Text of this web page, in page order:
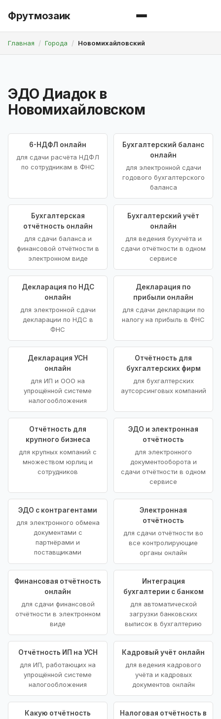
Фрутмозаик
Главная Города Новомихайловский
ЭДО Диадок в
Новомихайловском
6-НДФЛ онлайн
для сдачи расчёта НДФЛ
по сотрудникам в ФНС
Бухгалтерский баланс
онлайн
для электронной сдачи
годового бухгалтерского
баланса
Бухгалтерская
отчётность онлайн
для сдачи баланса и
финансовой отчётности в
электронном виде
Бухгалтерский учёт
онлайн
для ведения бухучёта и
сдачи отчётности в одном
сервисе
Декларация по НДС
онлайн
для электронной сдачи
декларации по НДС в
ФНС
Декларация по
прибыли онлайн
для сдачи декларации по
налогу на прибыль в ФНС
Декларация УСН
онлайн
для ИП и ООО на
упрощённой системе
налогообложения
Отчётность для
бухгалтерских фирм
для бухгалтерских
аутсорсинговых компаний
Отчётность для
крупного бизнеса
для крупных компаний с
множеством юрлиц и
сотрудников
ЭДО и электронная
отчётность
для электронного
документооборота и
сдачи отчётности в одном
сервисе
ЭДО с контрагентами
для электронного обмена
документами с
партнёрами и
поставщиками
Электронная
отчётность
для сдачи отчётности во
все контролирующие
органы онлайн
Финансовая отчётность
онлайн
для сдачи финансовой
отчётности в электронном
виде
Интеграция
бухгалтерии с банком
для автоматической
загрузки банковских
выписок в бухгалтерию
Отчётность ИП на УСН
для ИП, работающих на
упрощённой системе
налогообложения
Кадровый учёт онлайн
для ведения кадрового
учёта и кадровых
документов онлайн
Какую отчётность
Налоговая отчётность в